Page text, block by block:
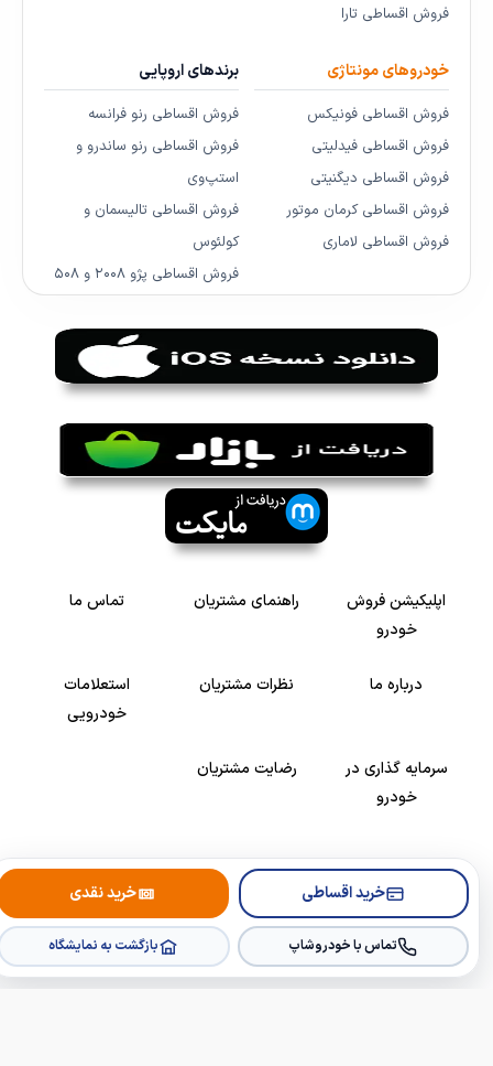
خرید اقساطی خرید نقدی
تماس با خودروشاپ بازگشت به نمایشگاه
فروش اقساطی تارا
خودروهای مونتاژی
فروش اقساطی فونیکس
فروش اقساطی فیدلیتی
فروش اقساطی دیگنیتی
فروش اقساطی کرمان موتور
فروش اقساطی لاماری
برندهای اروپایی
فروش اقساطی رنو فرانسه
فروش اقساطی رنو ساندرو و
استپ‌وی
فروش اقساطی تالیسمان و
کولئوس
فروش اقساطی پژو ۲۰۰۸ و ۵۰۸
اپلیکیشن فروش
خودرو
راهنمای مشتریان تماس ما
درباره ما نظرات مشتریان
استعلامات
خودرویی
سرمایه گذاری در
خودرو
رضایت مشتریان
Copyright © 2005-2026Khodroshop.ir